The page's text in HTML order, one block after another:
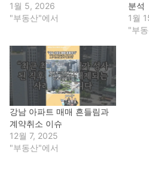
1월 5, 2026
"부동산"에서
분석
1월
"부
강남 아파트 매매 흔들림과
계약취소 이슈
12월 7, 2025
"부동산"에서